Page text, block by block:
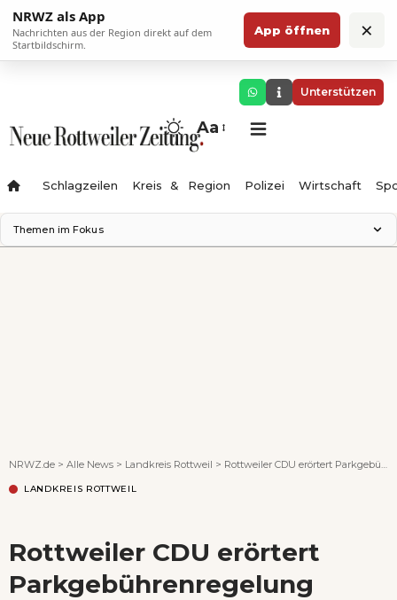
NRWZ als App
Nachrichten aus der Region direkt auf dem
Startbildschirm.
App öffnen ×
Unterstützen
Aa
Schlagzeilen Kreis & Region Polizei Wirtschaft
Themen im Fokus
NRWZ.de > Alle News > Landkreis Rottweil > Rottweiler CDU erörtert Parkgebührenregelung
LANDKREIS ROTTWEIL
Rottweiler CDU erörtert
Parkgebührenregelung